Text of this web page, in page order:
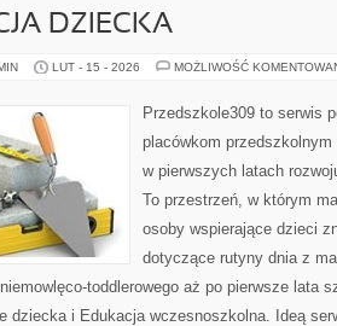
DZIECKA
LUT - 15 - 2026 MOŻLIWOŚĆ
Przedszkole309 to serwis
placówkom
w pierwszych latach
To przestrzeń, w którym
osoby wspierające dzieci
dotyczące rutyny dnia z
toddlerowego aż po pierwsze lata
dziecka i Edukacja wczesnoszkolna. Ideą